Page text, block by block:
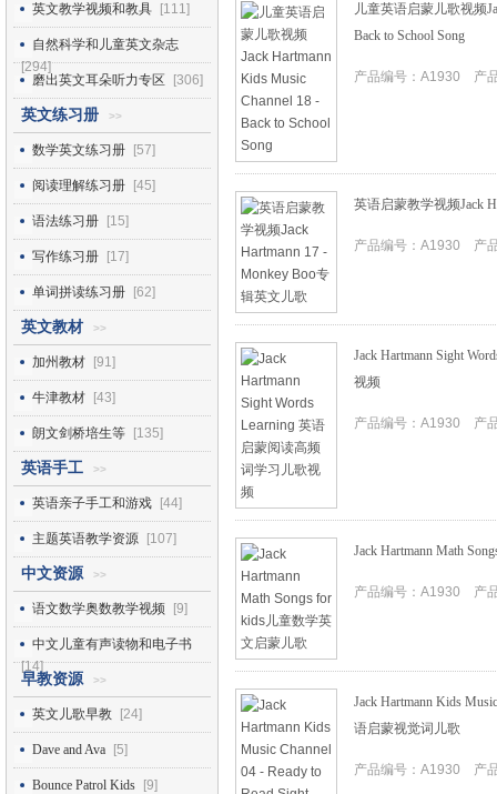
英文教学视频和教具 [111]
自然科学和儿童英文杂志
[294]
磨出英文耳朵听力专区
[306]
英文练习册 >>
数学英文练习册 [57]
阅读理解练习册 [45]
语法练习册 [15]
写作练习册 [17]
单词拼读练习册 [62]
英文教材 >>
加州教材 [91]
牛津教材 [43]
朗文剑桥培生等 [135]
英语手工 >>
英语亲子手工和游戏 [44]
主题英语教学资源 [107]
中文资源 >>
语文数学奥数教学视频 [9]
中文儿童有声读物和电子书
[14]
早教资源 >>
英文儿歌早教 [24]
Dave and Ava [5]
Bounce Patrol Kids [9]
儿童英语启蒙儿歌视频
Back to School Song
产品编号：A1930 产
英语启蒙教学视频Jack
产品编号：A1930 产
Jack Hartmann Sight
视频
产品编号：A1930 产
Jack Hartmann Math
产品编号：A1930 产
Jack Hartmann Kids
语启蒙视觉词儿歌
产品编号：A1930 产